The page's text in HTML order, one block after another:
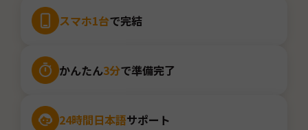
スマホ1台で完結
かんたん3分で準備完了
24時間日本語サポート